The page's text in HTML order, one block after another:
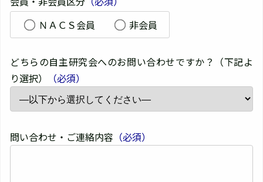
ＮＡＣＳ会員
非会員
どちらの自主研究会へのお問い合わせですか？（下記よ
り選択）
（必須）
問い合わせ・ご連絡内容 （必須）